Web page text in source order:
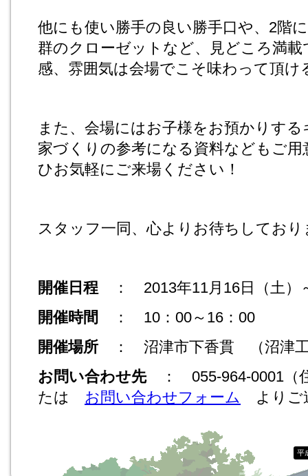
他にも使い勝手の良い勝手口や、2階
群のクローゼットなど、見どころ満
感、雰囲気は会場でこそ味わって頂け
また、会場にはお子様をお預かりす
家づくりの参考になる資料などもご
ひお気軽にご来場ください！
スタッフ一同、心よりお待ちしており
開催日程 ： 2013年11月16日（土）
開催時間
： 10：00～16：00
開催場所 ： 沼津市下香貫 （沼津工
お問い合わせ先： 055-964-0001（
たは お問い合わせフォーム よりご
平